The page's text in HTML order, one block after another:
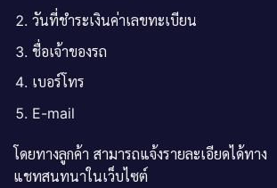
วันที่ชำระเงินค่าเลขทะเบียน
ชื่อเจ้าของรถ
เบอร์โทร
E-mail
โดยทางลูกค้า สามารถแจ้งรายละเอียดได้ทาง
แชทสนทนาในเว็บไซต์